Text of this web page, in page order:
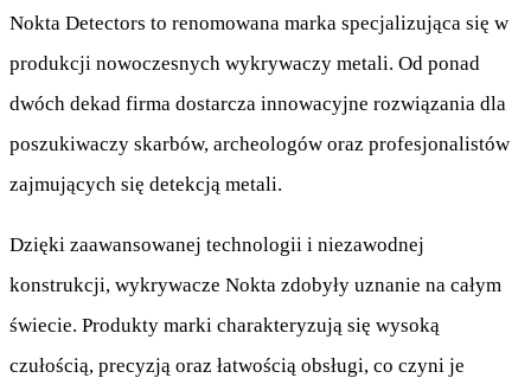
Nokta Detectors to renomowana marka specjalizująca się w
produkcji nowoczesnych wykrywaczy metali. Od ponad
dwóch dekad firma dostarcza innowacyjne rozwiązania dla
poszukiwaczy skarbów, archeologów oraz profesjonalistów
zajmujących się detekcją metali.
Dzięki zaawansowanej technologii i niezawodnej
konstrukcji, wykrywacze Nokta zdobyły uznanie na całym
świecie. Produkty marki charakteryzują się wysoką
czułością, precyzją oraz łatwością obsługi, co czyni je